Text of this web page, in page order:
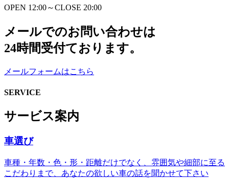
OPEN 12:00～CLOSE 20:00
メールでのお問い合わせは
24時間受付ております。
メールフォームはこちら
SERVICE
サービス案内
車選び
車種・年数・色・形・距離だけでなく、雰囲気や細部に至る
こだわりまで、あなたの欲しい車の話を聞かせて下さい